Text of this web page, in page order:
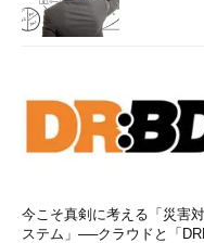
今こそ真剣に考える「災害
ステム」──クラウドと「